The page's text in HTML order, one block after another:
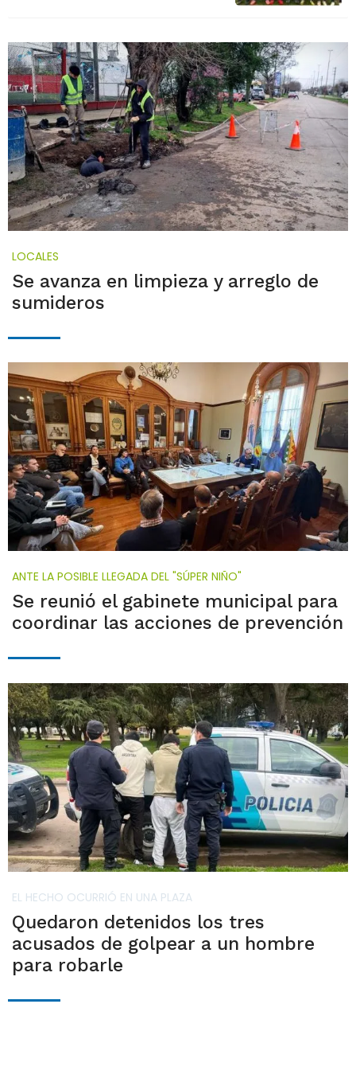
LOCALES
Se avanza en limpieza y arreglo de
sumideros
ANTE LA POSIBLE LLEGADA DEL "SÚPER NIÑO"
Se reunió el gabinete municipal para
coordinar las acciones de prevención
EL HECHO OCURRIÓ EN UNA PLAZA
Quedaron detenidos los tres
acusados de golpear a un hombre
para robarle